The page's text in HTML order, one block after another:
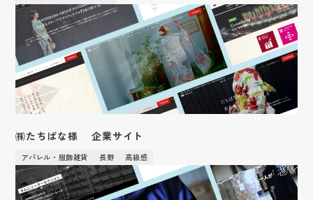
㈱たちばな様 企業サイト
アパレル・服飾雑貨 長野 高級感